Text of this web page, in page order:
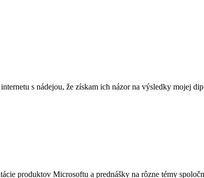
s nádejou, že získam ich názor na výsledky mojej
produktov Microsoftu a prednášky na rôzne témy